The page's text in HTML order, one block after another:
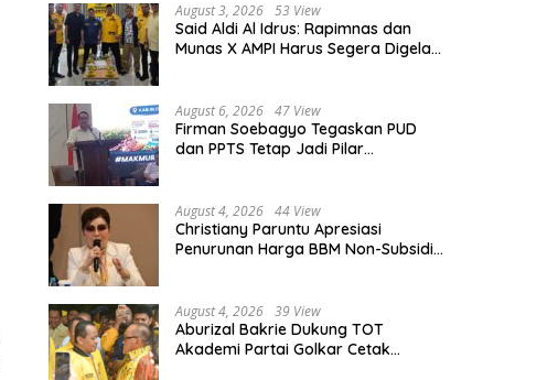
August 3, 2026 53 View
Said Aldi Al Idrus: Rapimnas dan
Munas X AMPI Harus Segera Digelar
August 6, 2026 47 View
Firman Soebagyo Tegaskan PUD
dan PPTS Tetap Jadi Pilar
August 4, 2026 44 View
Christiany Paruntu Apresiasi
Penurunan Harga BBM Non-Subsidi,
August 4, 2026 39 View
Aburizal Bakrie Dukung TOT
Akademi Partai Golkar Cetak